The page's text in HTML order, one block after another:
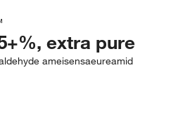
extra pure
ameisensaeureamid